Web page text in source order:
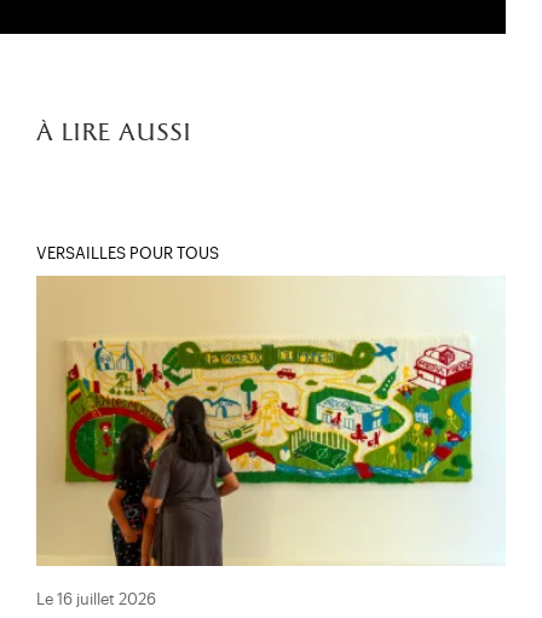
à lire aussi
VERSAILLES POUR TOUS
Le 16 juillet 2026